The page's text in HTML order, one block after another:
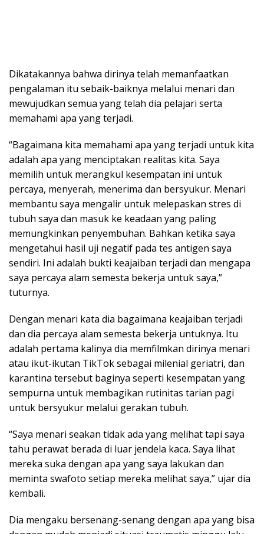
Dikatakannya bahwa dirinya telah memanfaatkan
pengalaman itu sebaik-baiknya melalui menari dan
mewujudkan semua yang telah dia pelajari serta
memahami apa yang terjadi.
“Bagaimana kita memahami apa yang terjadi untuk kita
adalah apa yang menciptakan realitas kita. Saya
memilih untuk merangkul kesempatan ini untuk
percaya, menyerah, menerima dan bersyukur. Menari
membantu saya mengalir untuk melepaskan stres di
tubuh saya dan masuk ke keadaan yang paling
memungkinkan penyembuhan. Bahkan ketika saya
mengetahui hasil uji negatif pada tes antigen saya
sendiri. Ini adalah bukti keajaiban terjadi dan mengapa
saya percaya alam semesta bekerja untuk saya,”
tuturnya.
Dengan menari kata dia bagaimana keajaiban terjadi
dan dia percaya alam semesta bekerja untuknya. Itu
adalah pertama kalinya dia memfilmkan dirinya menari
atau ikut-ikutan TikTok sebagai milenial geriatri, dan
karantina tersebut baginya seperti kesempatan yang
sempurna untuk membagikan rutinitas tarian pagi
untuk bersyukur melalui gerakan tubuh.
“Saya menari seakan tidak ada yang melihat tapi saya
tahu perawat berada di luar jendela kaca. Saya lihat
mereka suka dengan apa yang saya lakukan dan
meminta swafoto setiap mereka melihat saya,” ujar dia
kembali.
Dia mengaku bersenang-senang dengan apa yang bisa